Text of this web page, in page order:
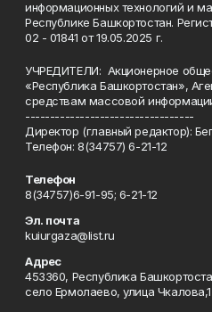
информационных технологий и
Республике Башкортостан.
02 - 01841 от 19.05.2025 г.
УЧРЕДИТЕЛИ: Акционерное
«Республика Башкортостан»,
средствам массовой
----------------------------------
Директор (главный редактор):
Телефон: 8(34757) 6-21-12
Телефон
8(34757)6-91-95; 6-21-12
Эл. почта
kuiurgaza@list.ru
Адрес
453360, Республика
село Ермолаево, улица